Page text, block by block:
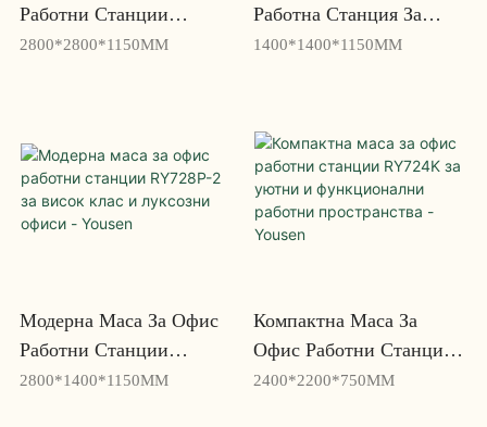
Работни Станции
RY728P-3 За Висок Клас
2800*2800*1150MM
Работна Станция За
Домашен Офис RY728P-
1400*1400*1150MM
Модерна Маса За Офис
Работни Станции
RY728P-2 За Висок Клас
2800*1400*1150MM
Компактна Маса За
Офис Работни Станции
RY724K За Уютни И
2400*2200*750MM